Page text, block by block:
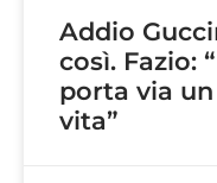
Addio
così. Fazio:
porta via
vita”